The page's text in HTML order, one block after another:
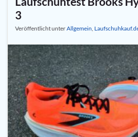
3
Veröffentlicht unterAllgemein